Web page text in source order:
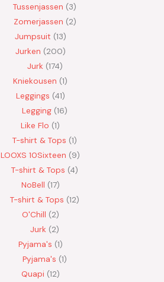
Tussenjassen
3
Zomerjassen 2
Jumpsuit 13
Jurken 200
Jurk 174
Kniekousen 1
Leggings 41
Legging 16
Like Flo 1
T-shirt & Tops 1
LOOXS 10Sixteen
9
T-shirt & Tops 4
NoBell 17
T-shirt & Tops 12
O'Chill 2
Jurk 2
Pyjama's 1
Pyjama's 1
Quapi 12